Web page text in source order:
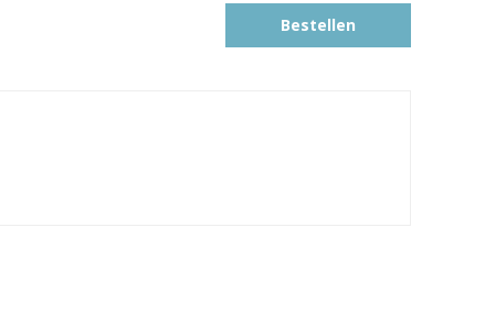
Bestellen